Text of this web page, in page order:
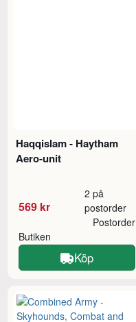
Haqqislam - Haytham
Aero-unit
569 kr
2 på
postorder
Butiken
Postorder
Köp